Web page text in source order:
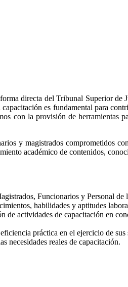
directa del Tribunal Superior
es fundamental para
con la provisión de herramientas
y magistrados comprometidos
académico de contenidos,
Funcionarios y Personal
habilidades y aptitudes
actividades de capacitación en
práctica en el ejercicio de sus
necesidades reales de capacitación.